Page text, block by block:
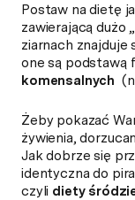
Postaw na dietę
zawierającą dużo
ziarnach znajduje
one są podstawą
komensalnych
Żeby pokazać
żywienia,
Jak dobrze się
identyczna do
czyli diety